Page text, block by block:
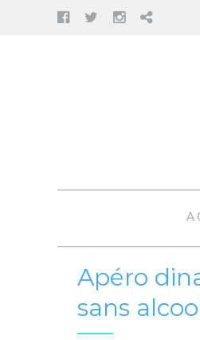
FacebookTwitter
Instagram
Apéro
sans